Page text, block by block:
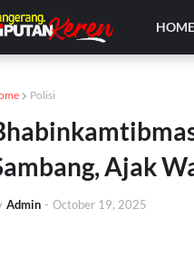
HOME
Polisi
Ajak
Admin - October 19, 2025